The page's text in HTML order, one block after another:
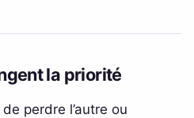
la priorité
perdre l’autre ou